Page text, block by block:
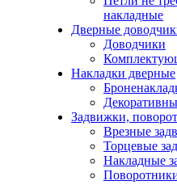
накладные
Дверные
Доводчики
Накладки дверные
Задвижки,
Врезные
Торцевые
Накладные